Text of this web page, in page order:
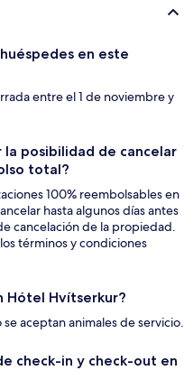
en este
entre el 1 de noviembre y
posibilidad de cancelar
total?
100% reembolsables en
hasta algunos días antes
cancelación de la propiedad.
términos y condiciones
Hótel Hvítserkur?
aceptan animales de servicio.
check-in y check-out en